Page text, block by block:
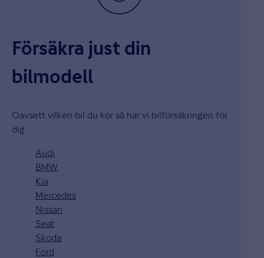
Försäkra just din
bilmodell
Oavsett vilken bil du kör så har vi bilförsäkringen för
dig.
Audi
BMW
Kia
Mercedes
Nissan
Seat
Skoda
Ford